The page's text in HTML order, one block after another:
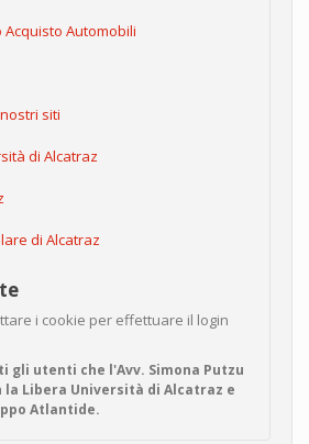
Automobili
siti
di Alcatraz
di Alcatraz
i cookie per effettuare il login
gli utenti che l'Avv. Simona Putzu
la Libera Università di Alcatraz e
Atlantide.